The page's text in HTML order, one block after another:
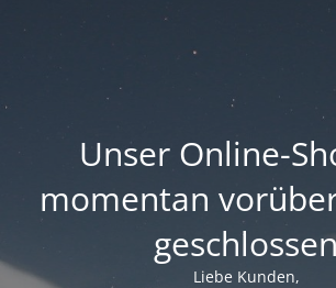
Unser Online-
momentan
geschlossen
Liebe Kunden,